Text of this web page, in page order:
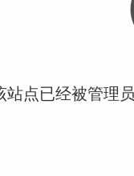
站点已经被管理